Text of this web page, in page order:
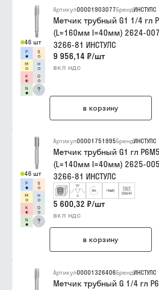
46 шт
?
Артикул00001903077БрендИНСТУЛС
Метчик трубный G1 1/4 гл
(L=160мм I=40мм) 2624-
3266-81 ИНСТУЛС
9 956,14 ₽/шт
вкл ндс
в корзину
46 шт
?
Артикул00001751995БрендИНСТУЛС
Метчик трубный G1 гл
(L=140мм l=40мм) 2625-
3266-81 ИНСТУЛС
5 600,32 ₽/шт
вкл ндс
в корзину
Артикул00001326406БрендИНСТУЛС
Метчик трубный G 1/4 гл